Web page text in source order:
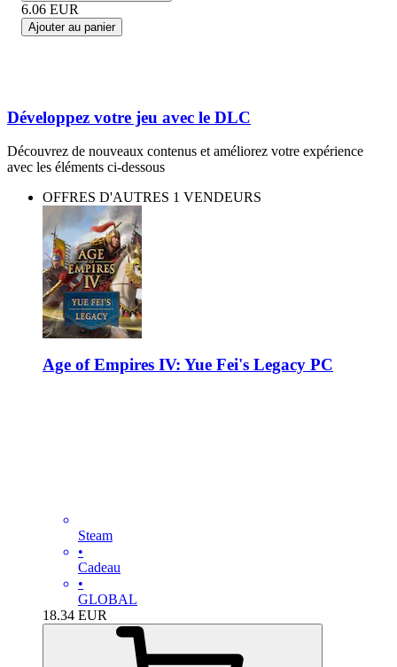
6.06 EUR
Ajouter au panier
Développez votre jeu avec le DLC
Découvrez de nouveaux contenus et améliorez votre expérience
avec les éléments ci-dessous
OFFRES D'AUTRES 1 VENDEURS
Age of Empires IV: Yue Fei's Legacy PC
Steam
•
Cadeau
•
GLOBAL
18.34 EUR